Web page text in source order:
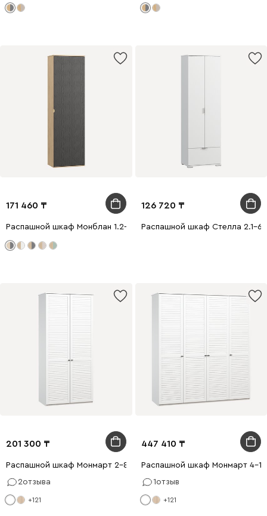
171 460
Распашной шкаф Монблан 1.2-63x214 Косы Графитовый/Дуб
126 720
Распашной шкаф Стелла 2.1-
201 300
Распашной шкаф Монмарт 2-80x210 Белый
2отзыва
+121
447 410
Распашной шкаф Монмарт 4-
1отзыв
+121